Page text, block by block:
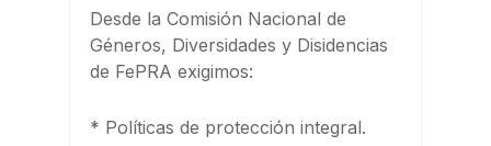
Desde la Comisión Nacional de
Géneros, Diversidades y Disidencias
de FePRA exigimos:
* Políticas de protección integral.